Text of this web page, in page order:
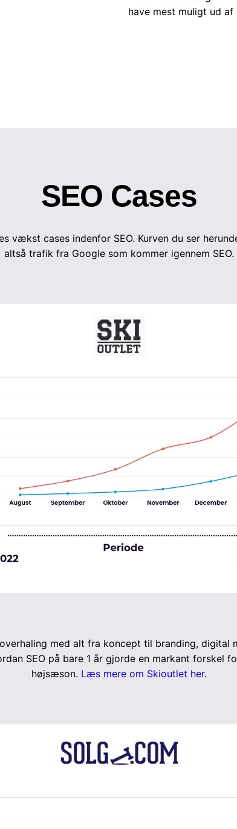
have mest muligt ud af
SEO Cases
vækst cases indenfor SEO. Kurven du ser
altså trafik fra Google som kommer igennem SEO.
med alt fra koncept til branding, digital
SEO på bare 1 år gjorde en markant forskel
højsæson. Læs mere om Skioutlet her.